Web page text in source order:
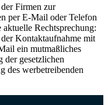
Firmen zur
per E-Mail oder Telefon
Rechtsprechung:
Kontaktaufnahme mit
ein mutmaßliches
der gesetzlichen
des werbetreibenden